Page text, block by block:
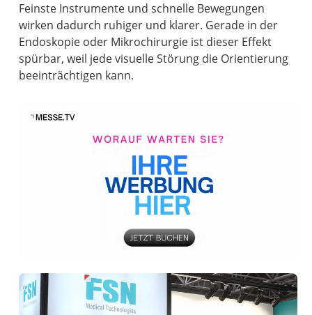
Feinste Instrumente und schnelle Bewegungen
wirken dadurch ruhiger und klarer. Gerade in der
Endoskopie oder Mikrochirurgie ist dieser Effekt
spürbar, weil jede visuelle Störung die Orientierung
beeinträchtigen kann.